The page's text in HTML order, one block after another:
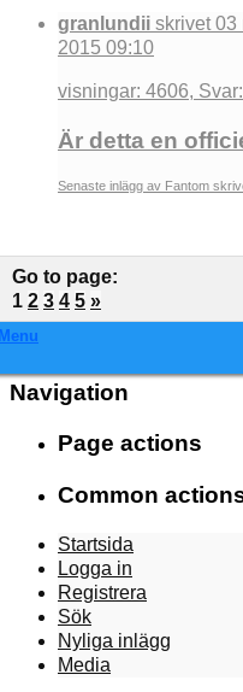
granlundii skrivet 03
2015 09:10
visningar: 4606,
Är detta en
Senaste inlägg av Fantom
Go to page:
1 2 3 4 5 »
Navigation
Page actions
Common
Startsida
Logga in
Registrera
Sök
Nyliga inlägg
Media